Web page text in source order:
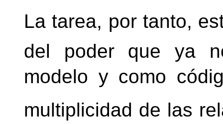
La tarea, por tanto,
del poder que ya
modelo y como
multiplicidad de las